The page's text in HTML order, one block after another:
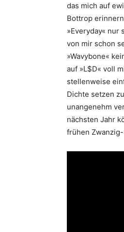
das mich auf
Bottrop
»Everyday« nur
von mir schon
»Wavybone«
auf »L$D« voll
stellenweise
Dichte setzen
unangenehm
nächsten Jahr
frühen